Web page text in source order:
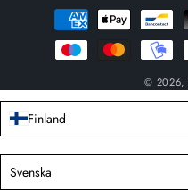
Betalningsmetoder
© 2026,
Finland
Svenska